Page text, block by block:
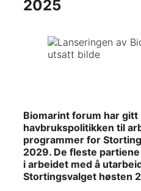
2025
Biomarint forum har
havbrukspolitikken til
programmer for
2029. De fleste
i arbeidet med å
Stortingsvalget høsten